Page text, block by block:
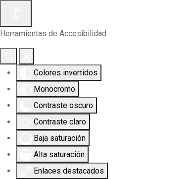
Herramientas de Accesibilidad
Colores invertidos
Monocromo
Contraste oscuro
Contraste claro
Baja saturación
Alta saturación
Enlaces destacados